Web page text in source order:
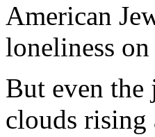
American
loneliness
But even the
clouds rising